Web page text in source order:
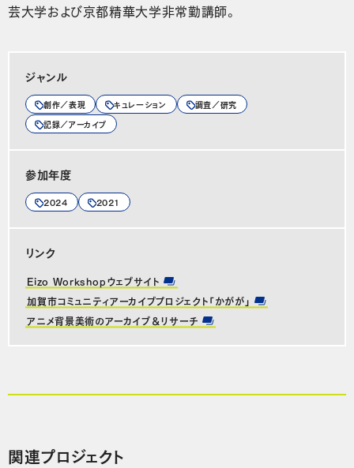
芸大学および京都精華大学非常勤講師。
ジャンル
創作／表現 キュレーション
調査／研究
記録／アーカイブ
参加年度
2024 2021
リンク
Eizo Workshopウェブサイト
加賀市コミュニティアーカイブプロジェクト「かがが」
アニメ背景美術のアーカイブ＆リサーチ
関連プロジェクト